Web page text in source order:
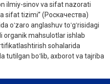
ilmiy-sinov va sifat nazorati
sifat tizimi” (Роскачества)
oʻzaro anglashuv toʻgʻrisidagi
organik mahsulotlar ishlab
sohalarida
tutilgan boʻlib, axborot va tajriba